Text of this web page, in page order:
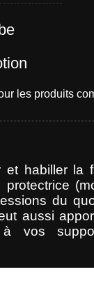
les produits
et habiller la
du
aussi
vos